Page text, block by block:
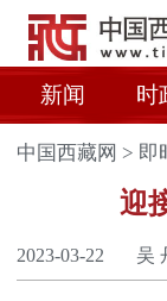
新闻 时
中国西藏网 > 即
迎
2023-03-22 吴